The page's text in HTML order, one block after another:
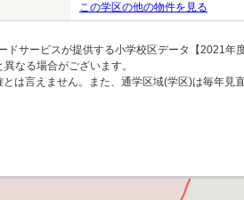
この学区の他の物件を見る
ドサービスが提供する小学校区データ【2021年
なる場合がございます。
は言えません。また、通学区域(学区)は毎年見